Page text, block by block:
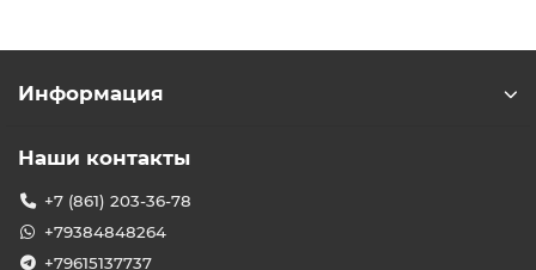
Информация
Наши контакты
+7 (861) 203-36-78
+79384848264
+79615137737